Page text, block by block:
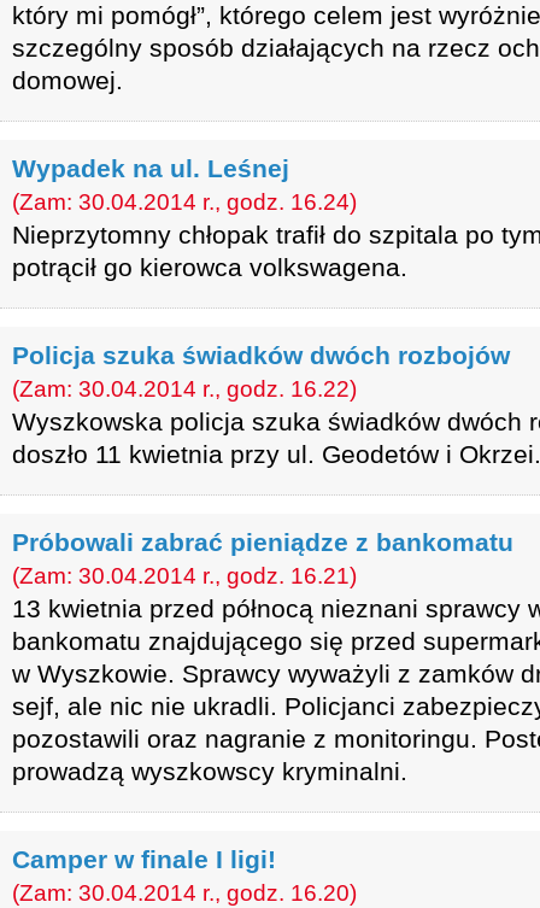
który mi pomógł”, którego celem jest
szczególny sposób działających na rzecz
domowej.
Wypadek na ul. Leśnej
(Zam: 30.04.2014 r., godz. 16.24)
Nieprzytomny chłopak trafił do szpitala po
potrącił go kierowca volkswagena.
Policja szuka świadków dwóch rozbojów
(Zam: 30.04.2014 r., godz. 16.22)
Wyszkowska policja szuka świadków dwóch
doszło 11 kwietnia przy ul. Geodetów i Okrzei.
Próbowali zabrać pieniądze z bankomatu
(Zam: 30.04.2014 r., godz. 16.21)
13 kwietnia przed północą nieznani sprawcy
bankomatu znajdującego się przed
w Wyszkowie. Sprawcy wyważyli z zamków
sejf, ale nic nie ukradli. Policjanci
pozostawili oraz nagranie z monitoringu.
prowadzą wyszkowscy kryminalni.
Camper w finale I ligi!
(Zam: 30.04.2014 r., godz. 16.20)